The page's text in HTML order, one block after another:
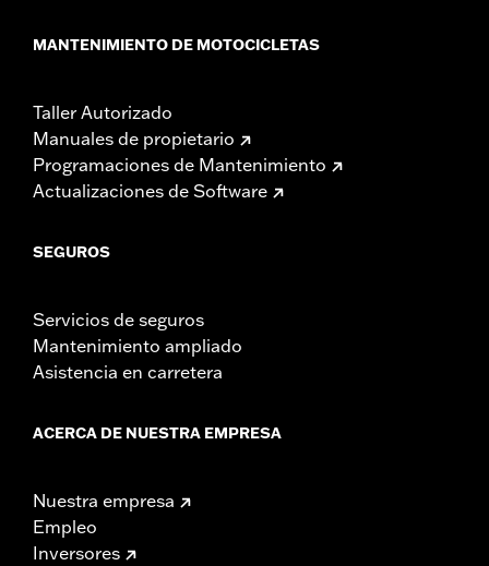
MANTENIMIENTO DE MOTOCICLETAS
Taller Autorizado
Manuales de propietario
Programaciones de Mantenimiento
Actualizaciones de Software
SEGUROS
Servicios de seguros
Mantenimiento ampliado
Asistencia en carretera
ACERCA DE NUESTRA EMPRESA
Nuestra empresa
Empleo
Inversores